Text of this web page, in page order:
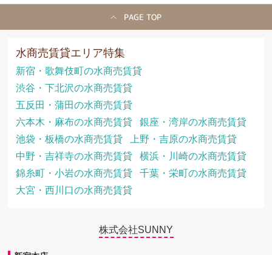
PAGE TOP
水商売賃貸エリア特集
新宿・歌舞伎町の水商売賃貸
渋谷・下北沢の水商売賃貸
五反田・蒲田の水商売賃貸
六本木・麻布の水商売賃貸
銀座・湾岸の水商売賃貸
池袋・板橋の水商売賃貸
上野・吉原の水商売賃貸
中野・吉祥寺の水商売賃貸
横浜・川崎の水商売賃貸
錦糸町・小岩の水商売賃貸
千葉・栄町の水商売賃貸
大宮・西川口の水商売賃貸
株式会社SUNNY